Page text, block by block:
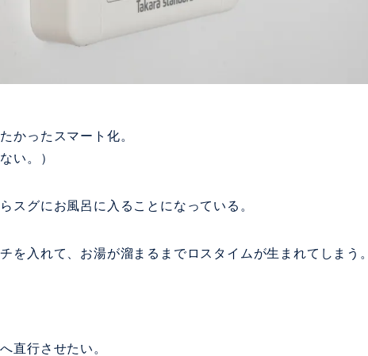
かったスマート化。
い。）
スグにお風呂に入ることになっている。
を入れて、お湯が溜まるまでロスタイムが生まれてしまう。
直行させたい。